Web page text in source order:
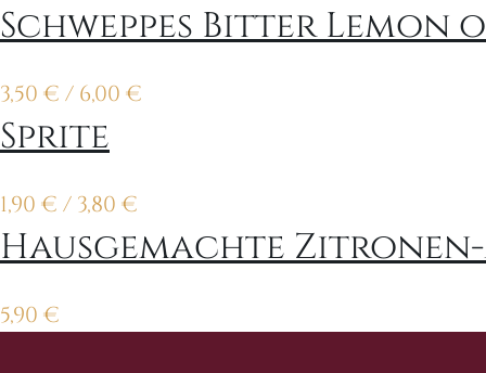
Schweppes Bitter Lemon
3,50 € / 6,00 €
Sprite
1,90 € / 3,80 €
Hausgemachte
5,90 €